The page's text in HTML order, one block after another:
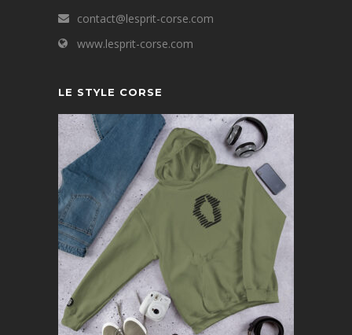
contact@lesprit-corse.com
www.lesprit-corse.com
LE STYLE CORSE